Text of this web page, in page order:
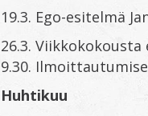
19.3. Ego-esitelmä
26.3.
9.30.
Huhtikuu